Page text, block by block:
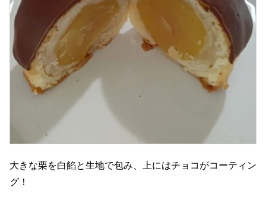
大きな栗を白餡と生地で包み、上にはチョコがコーティン
グ！